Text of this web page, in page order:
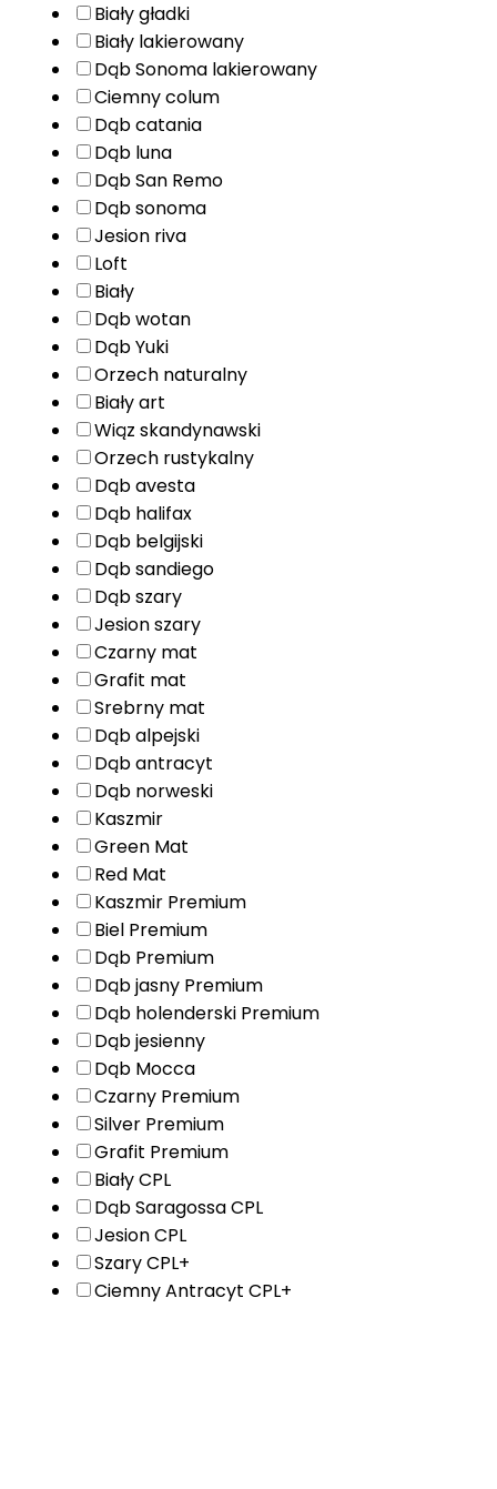
Biały gładki
Biały lakierowany
Dąb Sonoma lakierowany
Ciemny colum
Dąb catania
Dąb luna
Dąb San Remo
Dąb sonoma
Jesion riva
Loft
Biały
Dąb wotan
Dąb Yuki
Orzech naturalny
Biały art
Wiąz skandynawski
Orzech rustykalny
Dąb avesta
Dąb halifax
Dąb belgijski
Dąb sandiego
Dąb szary
Jesion szary
Czarny mat
Grafit mat
Srebrny mat
Dąb alpejski
Dąb antracyt
Dąb norweski
Kaszmir
Green Mat
Red Mat
Kaszmir Premium
Biel Premium
Dąb Premium
Dąb jasny Premium
Dąb holenderski Premium
Dąb jesienny
Dąb Mocca
Czarny Premium
Silver Premium
Grafit Premium
Biały CPL
Dąb Saragossa CPL
Jesion CPL
Szary CPL+
Ciemny Antracyt CPL+